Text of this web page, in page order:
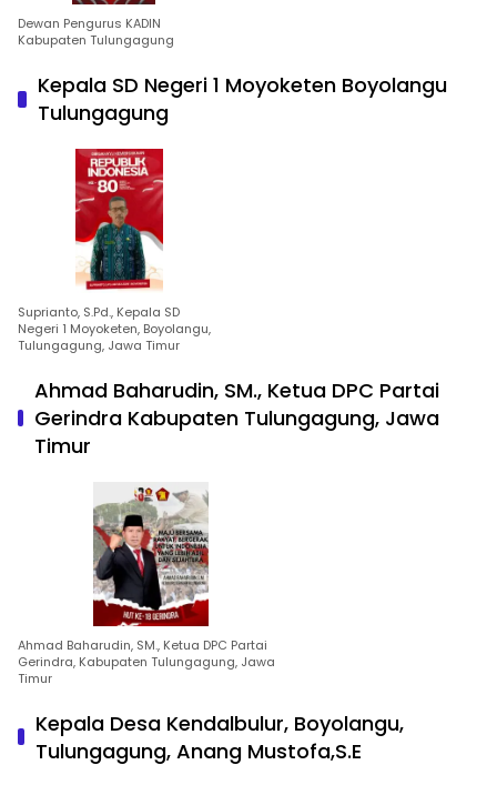
Dewan Pengurus KADIN
Kabupaten Tulungagung
Kepala SD Negeri 1 Moyoketen Boyolangu
Tulungagung
Suprianto, S.Pd., Kepala SD
Negeri 1 Moyoketen, Boyolangu,
Tulungagung, Jawa Timur
Ahmad Baharudin, SM., Ketua DPC Partai
Gerindra Kabupaten Tulungagung, Jawa
Timur
Ahmad Baharudin, SM., Ketua DPC Partai
Gerindra, Kabupaten Tulungagung, Jawa
Timur
Kepala Desa Kendalbulur, Boyolangu,
Tulungagung, Anang Mustofa,S.E